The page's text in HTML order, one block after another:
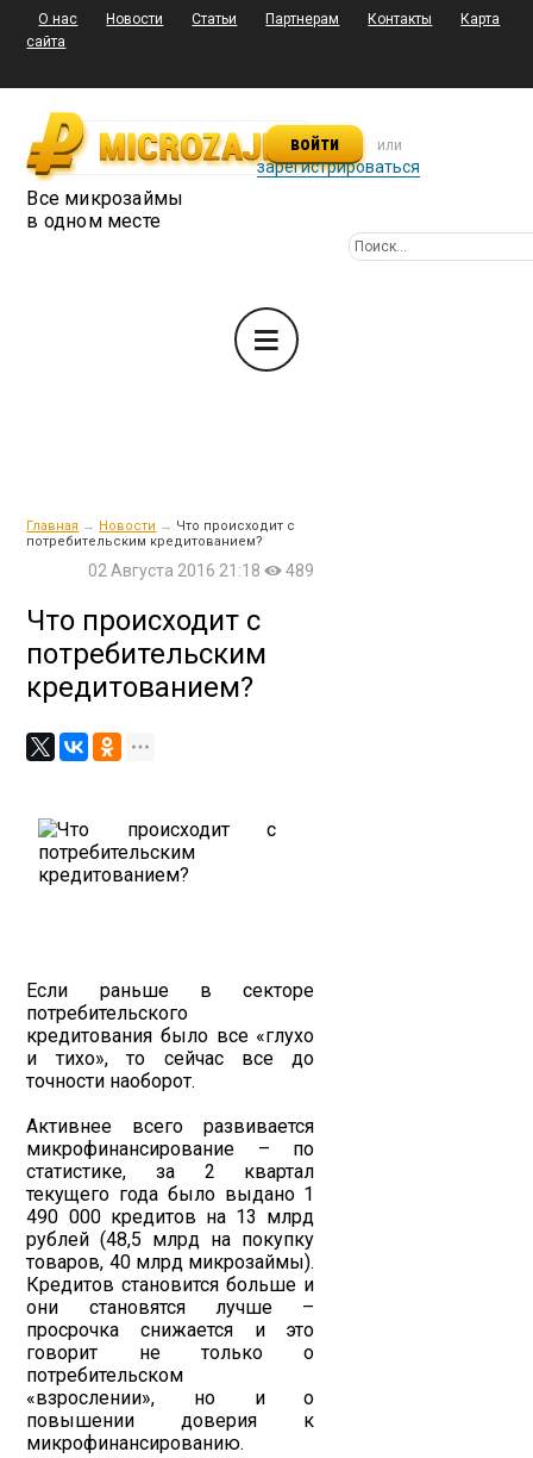
О нас Новости Статьи Партнерам Контакты
Карта
сайта
Все микрозаймы
в одном месте
войти или
зарегистрироваться
Главная → Новости → Что происходит с
потребительским кредитованием?
489
02 Августа 2016 21:18
Что происходит с
потребительским
кредитованием?
Если раньше в секторе
потребительского
кредитования было все «глухо
и тихо», то сейчас все до
точности наоборот.
Активнее всего развивается
микрофинансирование – по
статистике, за 2 квартал
текущего года было выдано 1
490 000 кредитов на 13 млрд
рублей (48,5 млрд на покупку
товаров, 40 млрд микрозаймы).
Кредитов становится больше и
они становятся лучше –
просрочка снижается и это
говорит не только о
потребительском
«взрослении», но и о
повышении доверия к
микрофинансированию.